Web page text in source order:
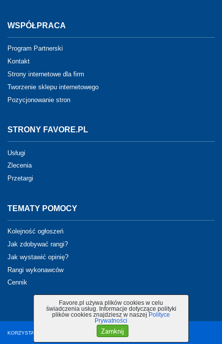
Favore.pl używa plików cookies w celu
świadczenia usług. Informacje dotyczące polityki
plików cookies znajdziesz w naszej Polityce
Prywatności
Zamknij
WSPÓŁPRACA
Program Partnerski
Kontakt
Strony internetowe dla firm
Tworzenie sklepu internetowego
Pozycjonowanie stron
STRONY FAVORE.PL
Usługi
Zlecenia
Przetargi
TEMATY POMOCY
Kolejność ogłoszeń
Jak zdobywać rangi?
Jak wystawić opinię?
Rangi wykonawców
Cennik
KORZYSTANIE Z PORTALU OZNACZA AKCEPTACJĘ